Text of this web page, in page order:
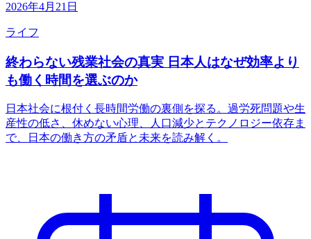
2026年4月21日
ライフ
終わらない残業社会の真実 日本人はなぜ効率より
も働く時間を選ぶのか
日本社会に根付く長時間労働の裏側を探る。過労死問題や生
産性の低さ、休めない心理、人口減少とテクノロジー依存ま
で、日本の働き方の矛盾と未来を読み解く。